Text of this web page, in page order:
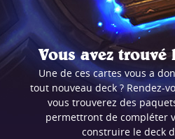
Vous avez trouvé
Une de ces cartes vous a
tout nouveau deck ? Rendez-
vous trouverez des
permettront de compléter
construire le deck